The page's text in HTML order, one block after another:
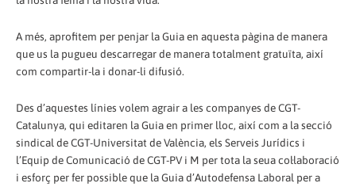
A més, aprofitem per penjar la Guia en aquesta pàgina de manera
que us la pugueu descarregar de manera totalment gratuïta, així
com compartir-la i donar-li difusió.
Des d’aquestes línies volem agrair a les companyes de CGT-
Catalunya, qui editaren la Guia en primer lloc, així com a la secció
sindical de CGT-Universitat de València, els Serveis Jurídics i
l’Equip de Comunicació de CGT-PV i M per tota la seua col·laboració
i esforç per fer possible que la Guia d’Autodefensa Laboral per a